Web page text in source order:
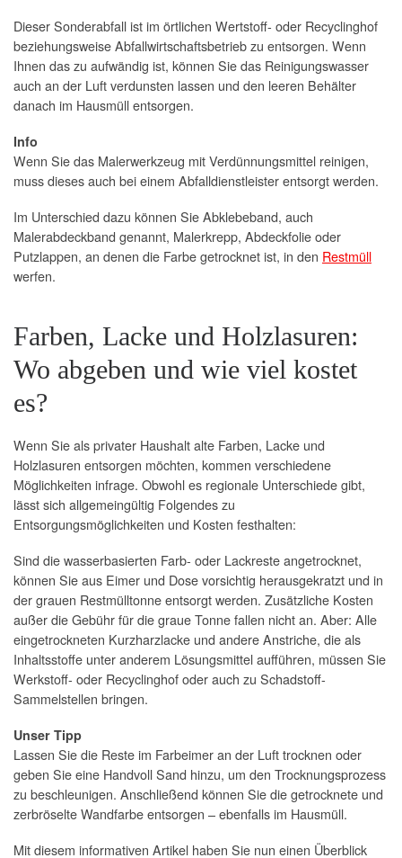
Dieser Sonderabfall ist im örtlichen Wertstoff- oder Recyclinghof
beziehungsweise Abfallwirtschaftsbetrieb zu entsorgen. Wenn
Ihnen das zu aufwändig ist, können Sie das Reinigungswasser
auch an der Luft verdunsten lassen und den leeren Behälter
danach im Hausmüll entsorgen.
Info
Wenn Sie das Malerwerkzeug mit Verdünnungsmittel reinigen,
muss dieses auch bei einem Abfalldienstleister entsorgt werden.
Im Unterschied dazu können Sie Abklebeband, auch
Malerabdeckband genannt, Malerkrepp, Abdeckfolie oder
Putzlappen, an denen die Farbe getrocknet ist, in den Restmüll
werfen.
Farben, Lacke und Holzlasuren:
Wo abgeben und wie viel kostet
es?
Wenn Sie als privater Haushalt alte Farben, Lacke und
Holzlasuren entsorgen möchten, kommen verschiedene
Möglichkeiten infrage. Obwohl es regionale Unterschiede gibt,
lässt sich allgemeingültig Folgendes zu
Entsorgungsmöglichkeiten und Kosten festhalten:
Sind die wasserbasierten Farb- oder Lackreste angetrocknet,
können Sie aus Eimer und Dose vorsichtig herausgekratzt und in
der grauen Restmülltonne entsorgt werden. Zusätzliche Kosten
außer die Gebühr für die graue Tonne fallen nicht an. Aber: Alle
eingetrockneten Kurzharzlacke und andere Anstriche, die als
Inhaltsstoffe unter anderem Lösungsmittel aufführen, müssen Sie
Werkstoff- oder Recyclinghof oder auch zu Schadstoff-
Sammelstellen bringen.
Unser Tipp
Lassen Sie die Reste im Farbeimer an der Luft trocknen oder
geben Sie eine Handvoll Sand hinzu, um den Trocknungsprozess
zu beschleunigen. Anschließend können Sie die getrocknete und
zerbröselte Wandfarbe entsorgen – ebenfalls im Hausmüll.
Mit diesem informativen Artikel haben Sie nun einen Überblick